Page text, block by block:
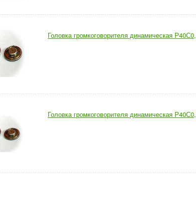
Головка громкоговорителя динамическая
Головка громкоговорителя динамическая